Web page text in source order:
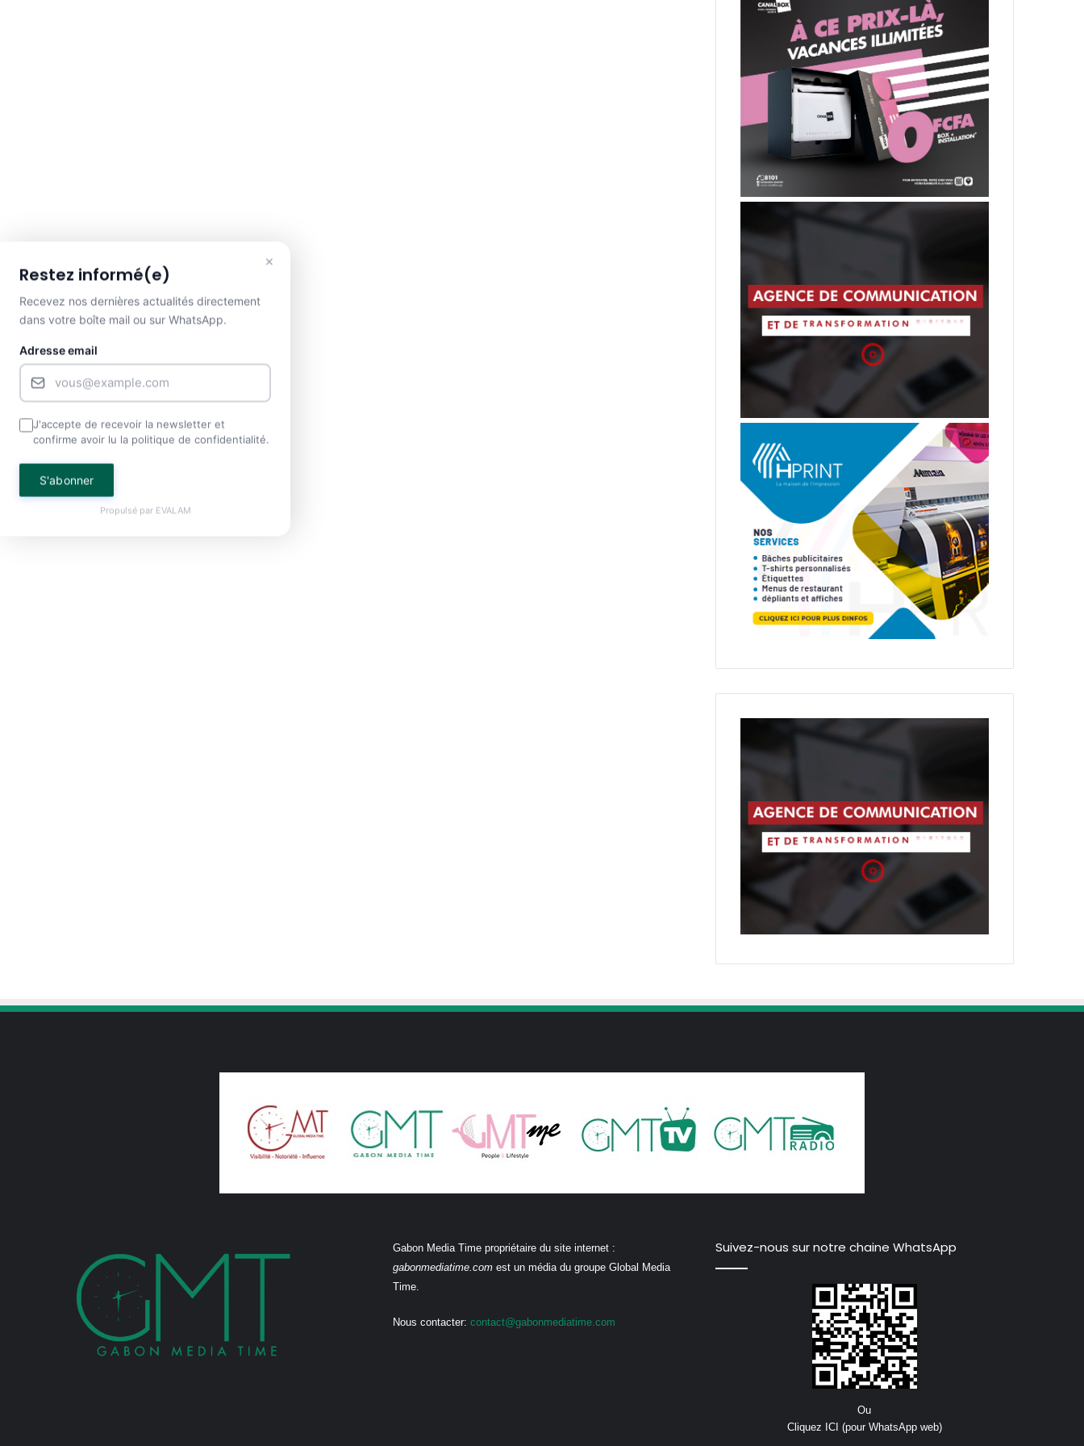
Gabon Media Time propriétaire du site internet :
gabonmediatime.comest un média du groupe Global Media
Time.
Nous contacter: contact@gabonmediatime.com
Suivez-nous sur notre chaine WhatsApp
Ou
Cliquez ICI (pour WhatsApp web)
×
Restez informé(e)
Recevez nos dernières actualités directement
dans votre boîte mail ou sur WhatsApp.
Adresse email
J'accepte de recevoir la newsletter et
confirme avoir lu la politique de confidentialité.
S'abonner
Propulsé par EVALAM